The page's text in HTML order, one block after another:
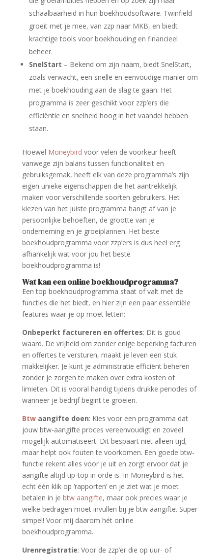
schaalbaarheid in hun boekhoudsoftware. Twinfield
groeit met je mee, van zzp naar MKB, en biedt
krachtige tools voor boekhouding en financieel
beheer.
SnelStart – Bekend om zijn naam, biedt SnelStart,
zoals verwacht, een snelle en eenvoudige manier om
met je boekhouding aan de slag te gaan. Het
programma is zeer geschikt voor zzp’ers die
efficiëntie en snelheid hoog in het vaandel hebben
staan.
Hoewel Moneybird voor velen de voorkeur heeft
vanwege zijn balans tussen functionaliteit en
gebruiksgemak, heeft elk van deze programma’s zijn
eigen unieke eigenschappen die het aantrekkelijk
maken voor verschillende soorten gebruikers. Het
kiezen van het juiste programma hangt af van je
persoonlijke behoeften, de grootte van je
onderneming en je groeiplannen. Het beste
boekhoudprogramma voor zzp’ers is dus heel erg
afhankelijk wat voor jou het beste
boekhoudprogramma is!
Wat kan een online boekhoudprogramma?
Een top boekhoudprogramma staat of valt met de
functies die het biedt, en hier zijn een paar essentiële
features waar je op moet letten:
Onbeperkt factureren en offertes: Dit is goud
waard. De vrijheid om zonder enige beperking facturen
en offertes te versturen, maakt je leven een stuk
makkelijker. Je kunt je administratie efficiënt beheren
zonder je zorgen te maken over extra kosten of
limieten. Dit is vooral handig tijdens drukke periodes of
wanneer je bedrijf begint te groeien.
Btwaangifte doen: Kies voor een programma dat
jouw btw-aangifte proces vereenvoudigt en zoveel
mogelijk automatiseert. Dit bespaart niet alleen tijd,
maar helpt ook fouten te voorkomen. Een goede btw-
functie rekent alles voor je uit en zorgt ervoor dat je
aangifte altijd tip-top in orde is. In Moneybird is het
echt één klik op ‘rapporten’ en je ziet wat je moet
betalen in je btw aangifte, maar ook precies waar je
welke bedragen moet invullen bij je btw aangifte. Super
simpel! Voor mij daarom hét online
boekhoudprogramma.
Urenregistratie: Voor de zzp’er die op uur- of